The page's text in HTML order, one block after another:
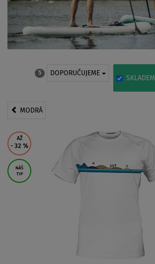
5 DOPORUČUJEME
SKLADEM
MODRÁ
AŽ
- 32 %
NÁŠ
TIP